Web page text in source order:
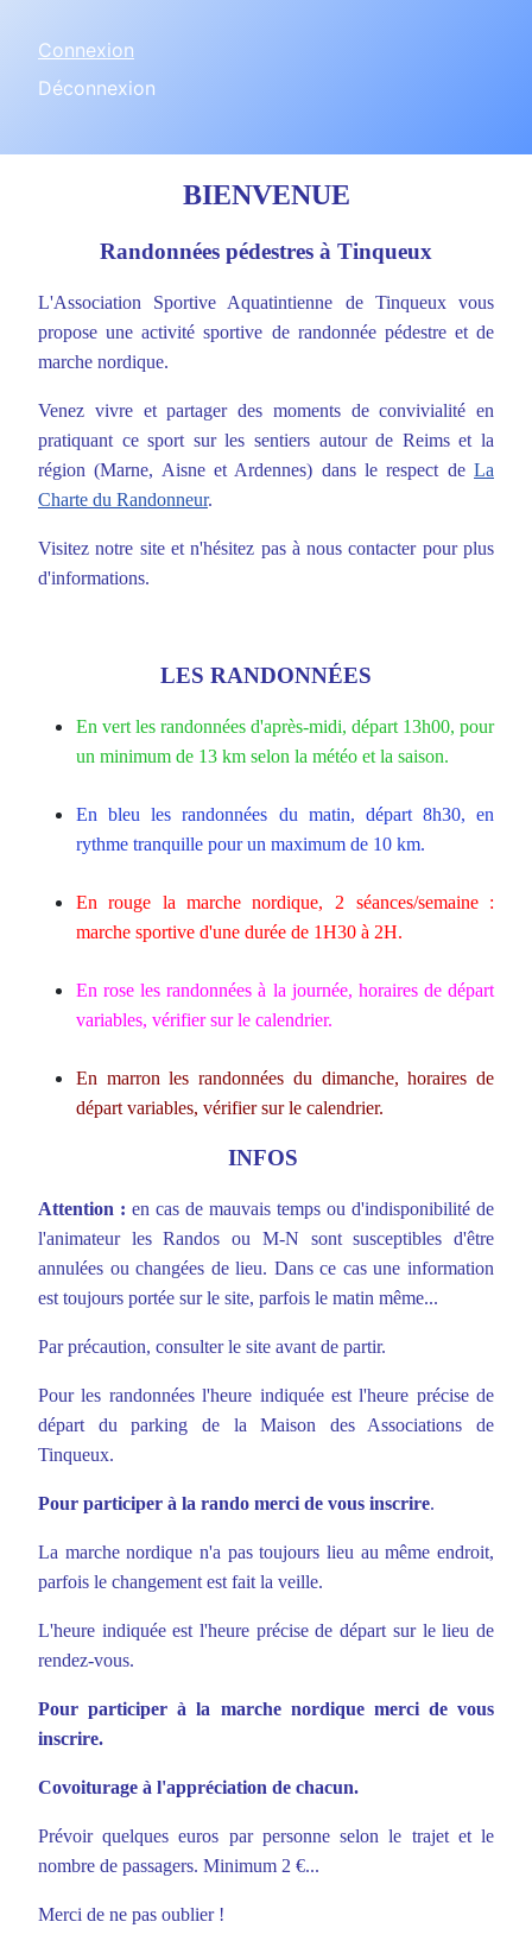
BIENVENUE
Randonnées pédestres à Tinqueux
L'Association Sportive Aquatintienne de Tinqueux vous
propose une activité sportive de randonnée pédestre et de
marche nordique.
Venez vivre et partager des moments de convivialité en
pratiquant ce sport sur les sentiers autour de Reims et la
région (Marne, Aisne et Ardennes) dans le respect de La
Charte du Randonneur.
Visitez notre site et n'hésitez pas à nous contacter pour plus
d'informations.
LES RANDONNÉES
En vert les randonnées d'après-midi, départ 13h00, pour
un minimum de 13 km selon la météo et la saison.
En bleu les randonnées du matin, départ 8h30, en
rythme tranquille pour un maximum de 10 km.
En rouge la marchenordique,
2 séances/semaine :
marche sportive d'une durée de 1H30 à 2H.
En rose les randonnées à la journée, horaires de départ
variables, vérifier sur le calendrier.
En marron les randonnées du dimanche, horaires de
départ variables, vérifier sur le calendrier.
INFOS
Attention : en cas de mauvais temps ou d'indisponibilité de
l'animateur les Randos ou M-N sont susceptibles d'être
annulées ou changées de lieu. Dans ce cas une information
est toujours portée sur le site, parfois le matin même...
Par précaution, consulter le site avant de partir.
Pour les randonnées l'heure indiquée est l'heure précise de
départ du parking de la Maison des Associations de
Tinqueux.
Pour participer à la rando merci de vous inscrire.
La marche nordique n'a pas toujours lieu au même endroit,
parfois le changement est fait la veille.
L'heure indiquée est l'heure précise de départ sur le lieu de
rendez-vous.
Pour participer à la marche nordique merci de vous
inscrire.
Covoiturage à l'appréciation de chacun.
Prévoir quelques euros par personne selon le trajet et le
nombre de passagers. Minimum 2 €...
Merci de ne pas oublier !
Connexion
Déconnexion